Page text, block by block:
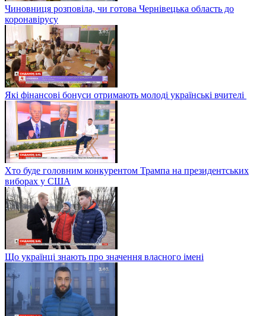
Чиновниця розповіла, чи готова Чернівецька область до
коронавірусу
Які фінансові бонуси отримають молоді українські вчителі
Хто буде головним конкурентом Трампа на президентських
виборах у США
Що українці знають про значення власного імені